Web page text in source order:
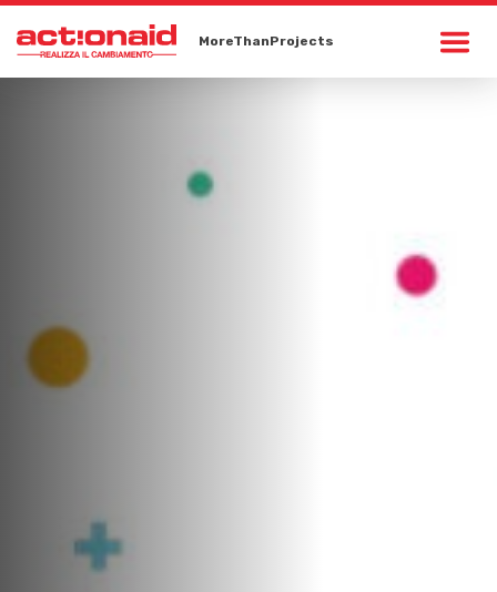
MoreThanProjects